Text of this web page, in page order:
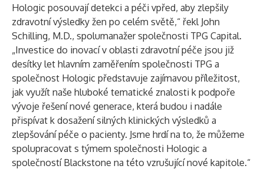
Hologic posouvají detekci a péči vpřed, aby zlepšily
zdravotní výsledky žen po celém světě,“ řekl John
Schilling, M.D., spolumanažer společnosti TPG Capital.
„Investice do inovací v oblasti zdravotní péče jsou již
desítky let hlavním zaměřením společnosti TPG a
společnost Hologic představuje zajímavou příležitost,
jak využít naše hluboké tematické znalosti k podpoře
vývoje řešení nové generace, která budou i nadále
přispívat k dosažení silných klinických výsledků a
zlepšování péče o pacienty. Jsme hrdí na to, že můžeme
spolupracovat s týmem společnosti Hologic a
společností Blackstone na této vzrušující nové kapitole.“